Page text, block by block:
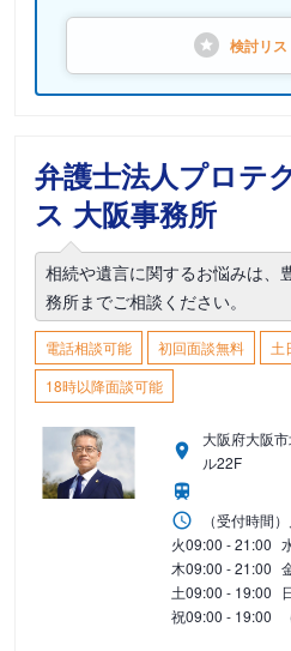
検討リ
弁護士法人プロテ
ス 大阪事務所
相続や遺言に関するお悩みは、
務所までご相談ください。
電話相談可能 初回面談無料
土
18時以降面談可能
大阪府大阪
ル22F
（受付時間）
火09:00 - 21:00
木09:00 - 21:00
土09:00 - 19:00
祝09:00 - 19:00